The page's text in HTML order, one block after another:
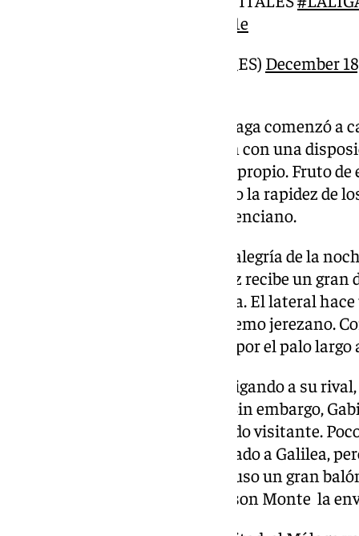
pic.twitter.com/U1fwBtXK1e
— DAZN España (@DAZN_ES) December
Martiricos quería fiesta y el Málaga comenzó
de juego. Los de Pellicer salieron con una
su rival y metiéndolo en campo propio. Fruto
creaban huecos en defensa, pero la rapidez de
contraataques del conjunto valenciano.
En el 8’ llegaba la primera gran alegría de la
Antoñito Cordero. Dani Sánchez recibe un
propio dirigido por Manu Molina. El lateral
Fran Gámez y se la cedió al extremo jerezano.
perfiló hacia su derecha y batió por el palo
Los malaguistas siguieron atosigando a su
susto a la contra de un córner. Sin embargo,
defensivo y evitó el tanto cantado visitante.
tener el Málaga con un gol anulado a Galilea,
segundo tanto. Dani Sánchez puso un gran
se paseó por el área chica y Nelson Monte la